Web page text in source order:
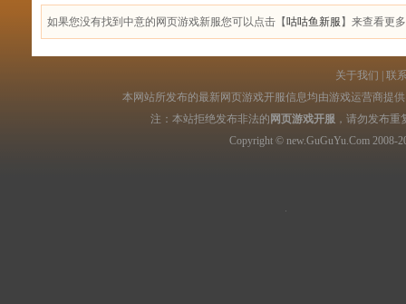
如果您没有找到中意的网页游戏新服您可以点击【咕咕鱼新服 】来查看更
关于我们
联
本网站所发布的最新网页游戏开服信息均由游戏运营商提
注：本站拒绝发布非法的 网页游戏开服 ，请勿发布重
Copyright © new.GuGuYu.Com 2008-